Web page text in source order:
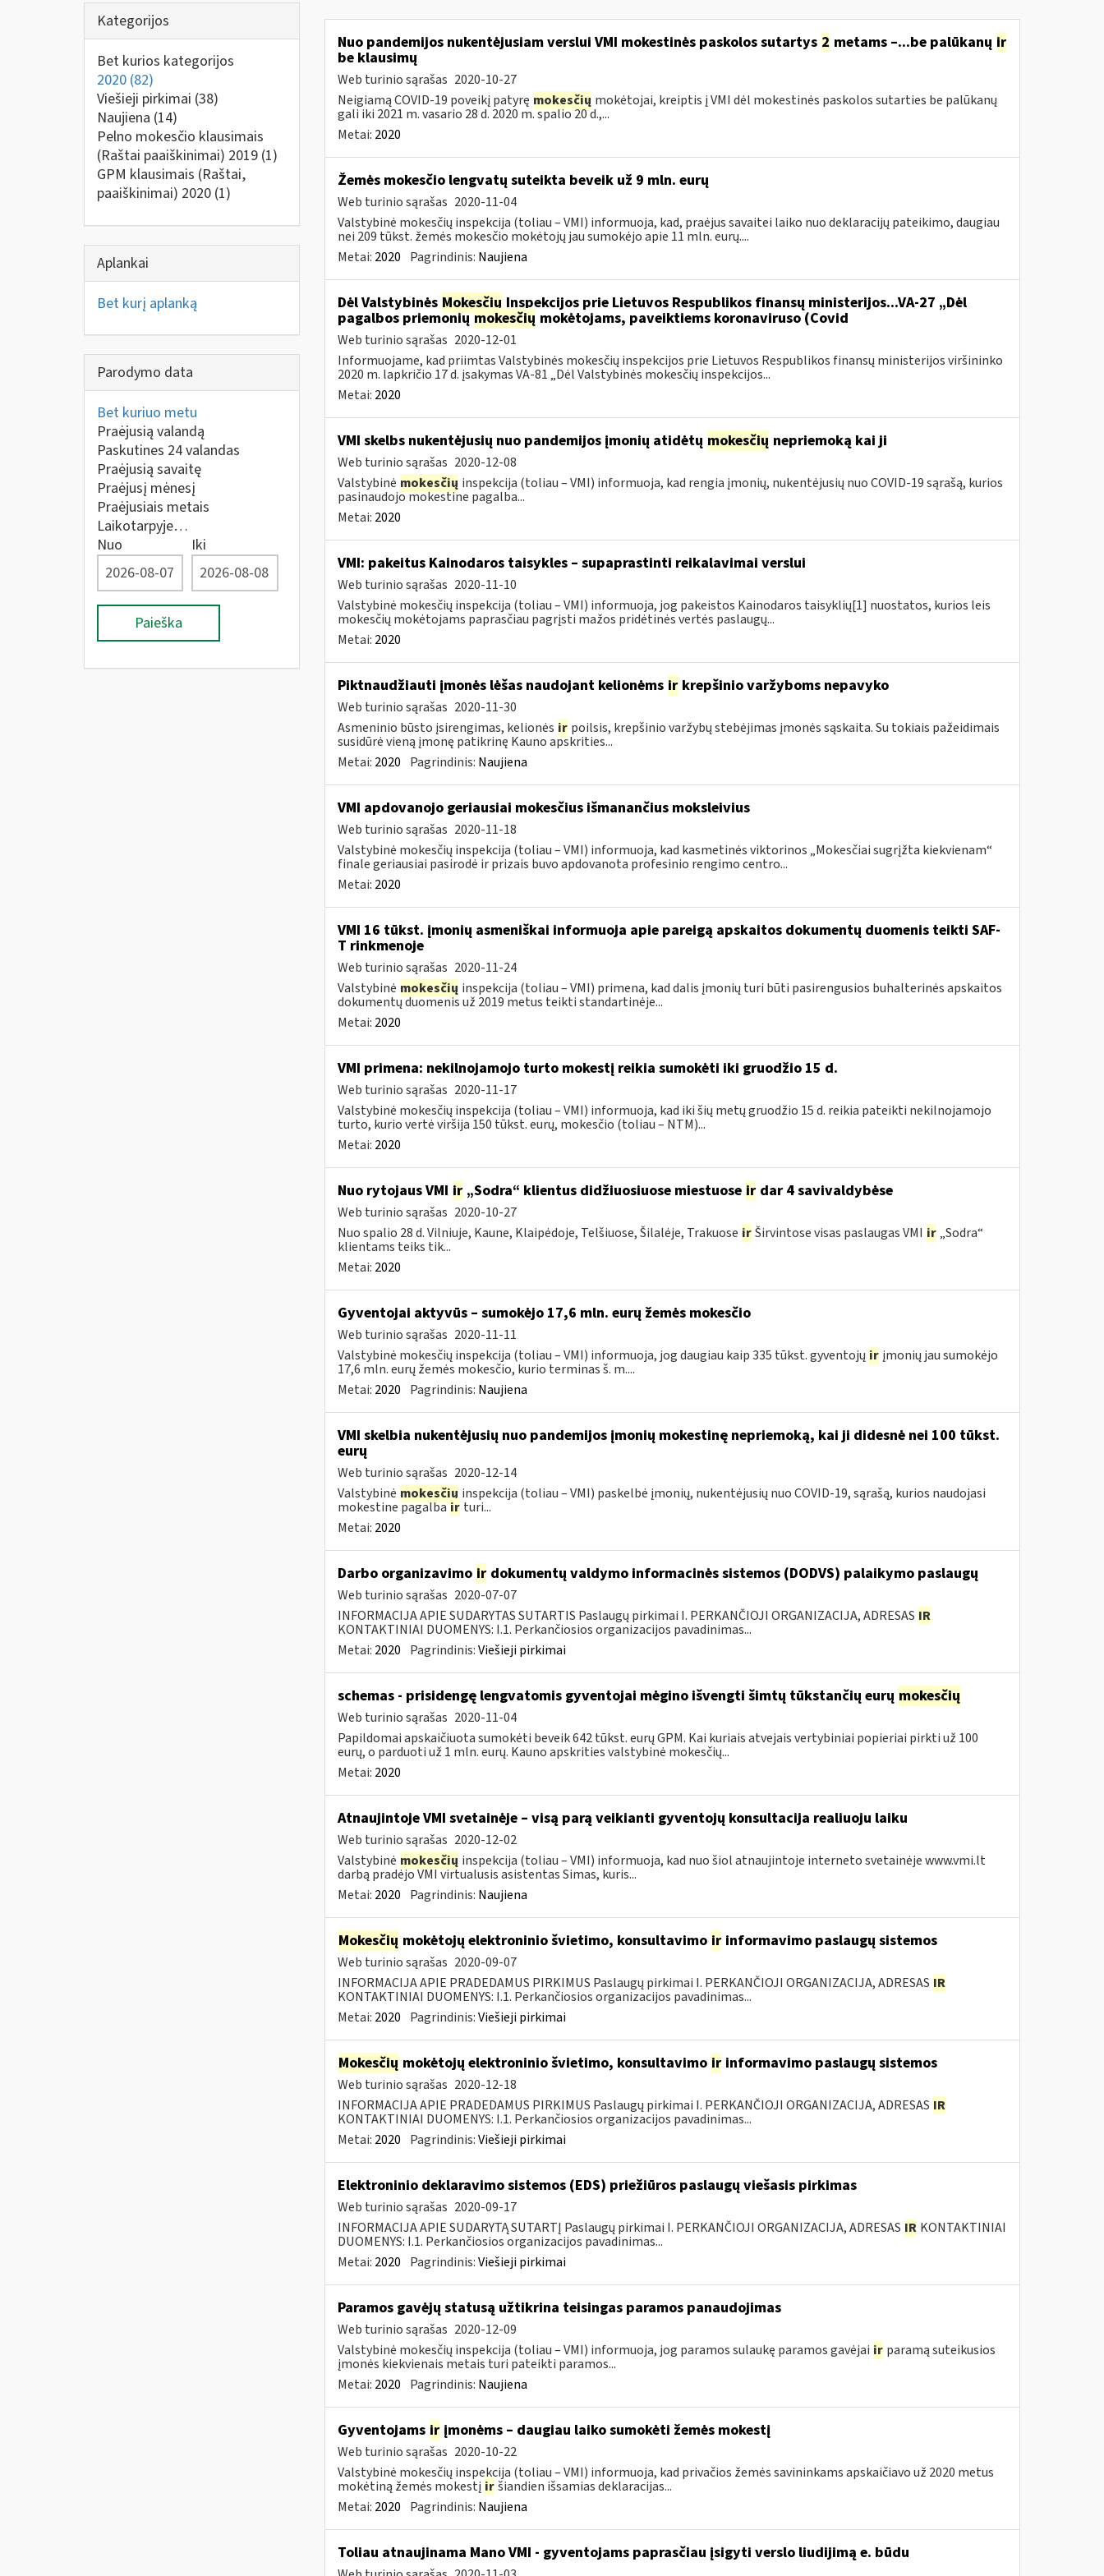
Kategorijos
Bet kurios kategorijos
2020 (82)
Viešieji pirkimai (38)
Naujiena (14)
Pelno mokesčio klausimais
(Raštai paaiškinimai) 2019 (1)
GPM klausimais (Raštai,
paaiškinimai) 2020 (1)
Aplankai
Bet kurį aplanką
Parodymo data
Bet kuriuo metu
Praėjusią valandą
Paskutines 24 valandas
Praėjusią savaitę
Praėjusį mėnesį
Praėjusiais metais
Laikotarpyje…
Nuo
Iki
Paieška
Nuo pandemijos nukentėjusiam verslui VMI mokestinės paskolos sutartys 2 metams –...be palūkanų ir
be klausimų
Web turinio sąrašas 2020-10-27
Neigiamą COVID-19 poveikį patyrę mokesčių mokėtojai, kreiptis į VMI dėl mokestinės paskolos sutarties be palūkanų
gali iki 2021 m. vasario 28 d. 2020 m. spalio 20 d.,...
Metai: 2020
Žemės mokesčio lengvatų suteikta beveik už 9 mln. eurų
Web turinio sąrašas 2020-11-04
Valstybinė mokesčių inspekcija (toliau – VMI) informuoja, kad, praėjus savaitei laiko nuo deklaracijų pateikimo, daugiau
nei 209 tūkst. žemės mokesčio mokėtojų jau sumokėjo apie 11 mln. eurų....
Metai: 2020 Pagrindinis: Naujiena
Dėl Valstybinės MokesčiųInspekcijos prie Lietuvos Respublikos finansų ministerijos...VA-27 „Dėl
pagalbos priemoniųmokesčių mokėtojams, paveiktiems koronaviruso (Covid
Web turinio sąrašas 2020-12-01
Informuojame, kad priimtas Valstybinės mokesčių inspekcijos prie Lietuvos Respublikos finansų ministerijos viršininko
2020 m. lapkričio 17 d. įsakymas VA-81 „Dėl Valstybinės mokesčių inspekcijos...
Metai: 2020
VMI skelbs nukentėjusių nuo pandemijos įmonių atidėtų mokesčių nepriemoką kai ji
Web turinio sąrašas 2020-12-08
Valstybinė mokesčių inspekcija (toliau – VMI) informuoja, kad rengia įmonių, nukentėjusių nuo COVID-19 sąrašą, kurios
pasinaudojo mokestine pagalba...
Metai: 2020
VMI: pakeitus Kainodaros taisykles – supaprastinti reikalavimai verslui
Web turinio sąrašas 2020-11-10
Valstybinė mokesčių inspekcija (toliau – VMI) informuoja, jog pakeistos Kainodaros taisyklių[1] nuostatos, kurios leis
mokesčių mokėtojams paprasčiau pagrįsti mažos pridėtinės vertės paslaugų...
Metai: 2020
Piktnaudžiauti įmonės lėšas naudojant kelionėms irkrepšinio varžyboms nepavyko
Web turinio sąrašas 2020-11-30
Asmeninio būsto įsirengimas, kelionės ir poilsis, krepšinio varžybų stebėjimas įmonės sąskaita. Su tokiais pažeidimais
susidūrė vieną įmonę patikrinę Kauno apskrities...
Metai: 2020 Pagrindinis: Naujiena
VMI apdovanojo geriausiai mokesčius išmanančius moksleivius
Web turinio sąrašas 2020-11-18
Valstybinė mokesčių inspekcija (toliau – VMI) informuoja, kad kasmetinės viktorinos „Mokesčiai sugrįžta kiekvienam“
finale geriausiai pasirodė ir prizais buvo apdovanota profesinio rengimo centro...
Metai: 2020
VMI 16 tūkst. įmonių asmeniškai informuoja apie pareigą apskaitos dokumentų duomenis teikti SAF-
T rinkmenoje
Web turinio sąrašas 2020-11-24
Valstybinė mokesčių inspekcija (toliau – VMI) primena, kad dalis įmonių turi būti pasirengusios buhalterinės apskaitos
dokumentų duomenis už 2019 metus teikti standartinėje...
Metai: 2020
VMI primena: nekilnojamojo turto mokestį reikia sumokėti iki gruodžio 15 d.
Web turinio sąrašas 2020-11-17
Valstybinė mokesčių inspekcija (toliau – VMI) informuoja, kad iki šių metų gruodžio 15 d. reikia pateikti nekilnojamojo
turto, kurio vertė viršija 150 tūkst. eurų, mokesčio (toliau – NTM)...
Metai: 2020
Nuo rytojaus VMI ir„Sodra“ klientus didžiuosiuose miestuose irdar 4 savivaldybėse
Web turinio sąrašas 2020-10-27
Nuo spalio 28 d. Vilniuje, Kaune, Klaipėdoje, Telšiuose, Šilalėje, Trakuose ir Širvintose visas paslaugas VMI ir „Sodra“
klientams teiks tik...
Metai: 2020
Gyventojai aktyvūs – sumokėjo 17,6 mln. eurų žemės mokesčio
Web turinio sąrašas 2020-11-11
Valstybinė mokesčių inspekcija (toliau – VMI) informuoja, jog daugiau kaip 335 tūkst. gyventojų ir įmonių jau sumokėjo
17,6 mln. eurų žemės mokesčio, kurio terminas š. m....
Metai: 2020 Pagrindinis: Naujiena
VMI skelbia nukentėjusių nuo pandemijos įmonių mokestinę nepriemoką, kai ji didesnė nei 100 tūkst.
eurų
Web turinio sąrašas 2020-12-14
Valstybinė mokesčių inspekcija (toliau – VMI) paskelbė įmonių, nukentėjusių nuo COVID-19, sąrašą, kurios naudojasi
mokestine pagalbair turi...
Metai: 2020
Darbo organizavimo irdokumentų valdymo informacinės sistemos (DODVS) palaikymo paslaugų
Web turinio sąrašas 2020-07-07
INFORMACIJA APIE SUDARYTAS SUTARTIS Paslaugų pirkimai I. PERKANČIOJI ORGANIZACIJA, ADRESAS IR
KONTAKTINIAI DUOMENYS: I.1. Perkančiosios organizacijos pavadinimas...
Metai: 2020 Pagrindinis:Viešieji pirkimai
schemas - prisidengę lengvatomis gyventojai mėgino išvengti šimtų tūkstančių eurų mokesčių
Web turinio sąrašas 2020-11-04
Papildomai apskaičiuota sumokėti beveik 642 tūkst. eurų GPM. Kai kuriais atvejais vertybiniai popieriai pirkti už 100
eurų, o parduoti už 1 mln. eurų. Kauno apskrities valstybinė mokesčių...
Metai: 2020
Atnaujintoje VMI svetainėje – visą parą veikianti gyventojų konsultacija realiuoju laiku
Web turinio sąrašas 2020-12-02
Valstybinė mokesčių inspekcija (toliau – VMI) informuoja, kad nuo šiol atnaujintoje interneto svetainėje www.vmi.lt
darbą pradėjo VMI virtualusis asistentas Simas, kuris...
Metai: 2020 Pagrindinis: Naujiena
Mokesčių mokėtojų elektroninio švietimo, konsultavimo irinformavimo paslaugų sistemos
Web turinio sąrašas 2020-09-07
INFORMACIJA APIE PRADEDAMUS PIRKIMUS Paslaugų pirkimai I. PERKANČIOJI ORGANIZACIJA, ADRESAS IR
KONTAKTINIAI DUOMENYS: I.1. Perkančiosios organizacijos pavadinimas...
Metai: 2020 Pagrindinis:Viešieji pirkimai
Mokesčių mokėtojų elektroninio švietimo, konsultavimo irinformavimo paslaugų sistemos
Web turinio sąrašas 2020-12-18
INFORMACIJA APIE PRADEDAMUS PIRKIMUS Paslaugų pirkimai I. PERKANČIOJI ORGANIZACIJA, ADRESAS IR
KONTAKTINIAI DUOMENYS: I.1. Perkančiosios organizacijos pavadinimas...
Metai: 2020 Pagrindinis:Viešieji pirkimai
Elektroninio deklaravimo sistemos (EDS) priežiūros paslaugų viešasis pirkimas
Web turinio sąrašas 2020-09-17
INFORMACIJA APIE SUDARYTĄ SUTARTĮ Paslaugų pirkimai I. PERKANČIOJI ORGANIZACIJA, ADRESAS IR KONTAKTINIAI
DUOMENYS: I.1. Perkančiosios organizacijos pavadinimas...
Metai: 2020 Pagrindinis:Viešieji pirkimai
Paramos gavėjų statusą užtikrina teisingas paramos panaudojimas
Web turinio sąrašas 2020-12-09
Valstybinė mokesčių inspekcija (toliau – VMI) informuoja, jog paramos sulaukę paramos gavėjai ir paramą suteikusios
įmonės kiekvienais metais turi pateikti paramos...
Metai: 2020 Pagrindinis: Naujiena
Gyventojams irįmonėms – daugiau laiko sumokėti žemės mokestį
Web turinio sąrašas 2020-10-22
Valstybinė mokesčių inspekcija (toliau – VMI) informuoja, kad privačios žemės savininkams apskaičiavo už 2020 metus
mokėtiną žemės mokestį ir šiandien išsamias deklaracijas...
Metai: 2020 Pagrindinis: Naujiena
Toliau atnaujinama Mano VMI - gyventojams paprasčiau įsigyti verslo liudijimą e. būdu